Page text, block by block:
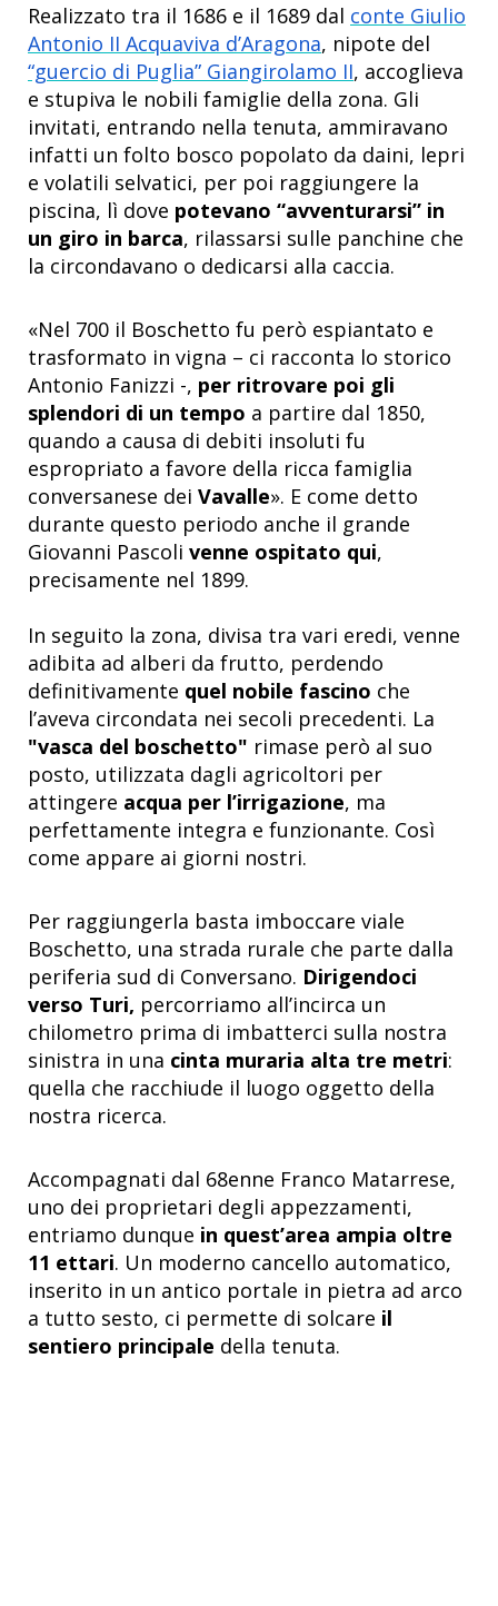
Realizzato tra il 1686 e il 1689 dal conte Giulio
Antonio II Acquaviva d’Aragona, nipote del
“guercio di Puglia” Giangirolamo II, accoglieva
e stupiva le nobili famiglie della zona. Gli
invitati, entrando nella tenuta, ammiravano
infatti un folto bosco popolato da daini, lepri
e volatili selvatici, per poi raggiungere la
piscina, lì dove potevano “avventurarsi” in
un giro in barca, rilassarsi sulle panchine che
la circondavano o dedicarsi alla caccia.
«Nel 700 il Boschetto fu però espiantato e
trasformato in vigna – ci racconta lo storico
Antonio Fanizzi -, per ritrovare poi gli
splendori di un tempo a partire dal 1850,
quando a causa di debiti insoluti fu
espropriato a favore della ricca famiglia
conversanese dei Vavalle». E come detto
durante questo periodo anche il grande
Giovanni Pascoli venne ospitato qui,
precisamente nel 1899.
In seguito la zona, divisa tra vari eredi, venne
adibita ad alberi da frutto, perdendo
definitivamente quel nobile fascino che
l’aveva circondata nei secoli precedenti. La
"vasca del boschetto" rimase però al suo
posto, utilizzata dagli agricoltori per
attingere acqua per l’irrigazione, ma
perfettamente integra e funzionante. Così
come appare ai giorni nostri.
Per raggiungerla basta imboccare viale
Boschetto, una strada rurale che parte dalla
periferia sud di Conversano. Dirigendoci
verso Turi, percorriamo all’incirca un
chilometro prima di imbatterci sulla nostra
sinistra in una cinta muraria alta tre metri:
quella che racchiude il luogo oggetto della
nostra ricerca.
Accompagnati dal 68enne Franco Matarrese,
uno dei proprietari degli appezzamenti,
entriamo dunque in quest’area ampia oltre
11 ettari. Un moderno cancello automatico,
inserito in un antico portale in pietra ad arco
a tutto sesto, ci permette di solcare il
sentiero principale della tenuta.